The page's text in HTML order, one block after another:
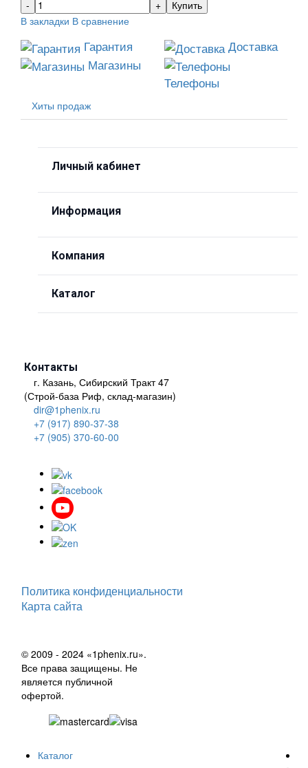
Купить
В закладки В сравнение
Гарантия
Доставка
Магазины
Телефоны
Хиты продаж
Личный кабинет
Информация
Компания
Каталог
Контакты
г. Казань, Сибирский Тракт 47
(Строй-база Риф, склад-магазин)
dir@1phenix.ru
+7 (917) 890-37-38
+7 (905) 370-60-00
© 2009 - 2024 «1phenix.ru».
Все права защищены. Не
является публичной
офертой.
Карта сайта
Политика конфиденциальности
Каталог